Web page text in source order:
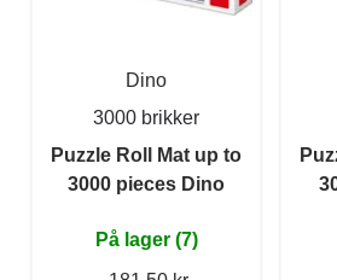
Dino
3000 brikker
Puzzle Roll Mat up to
3000 pieces Dino
På lager (7)